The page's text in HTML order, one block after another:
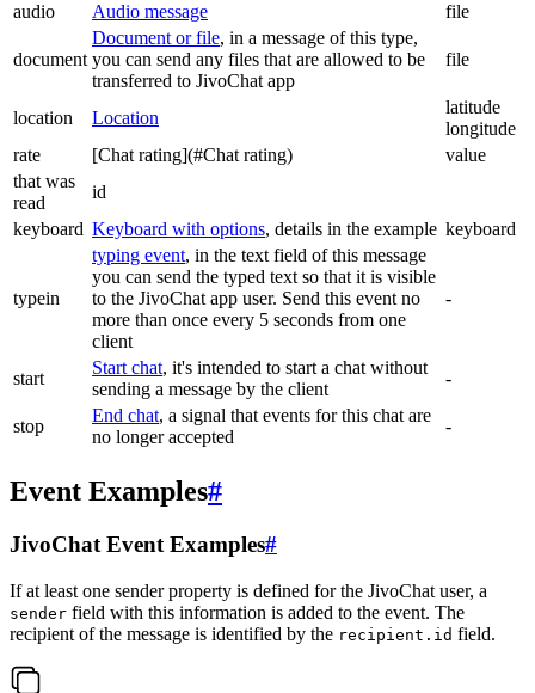
audio
Audio message file
document
Document or file, in a message of this type,
you can send any files that are allowed to be
transferred to JivoChat app
file
location Location
latitude
longitude
rate
[Chat rating](#Chat rating)
value
that was
read
id
keyboard Keyboard with options, details in the example keyboard
typein
typing event, in the text field of this message
you can send the typed text so that it is visible
to the JivoChat app user. Send this event no
more than once every 5 seconds from one
client
-
start
Start chat, it's intended to start a chat without
sending a message by the client
-
stop
End chat, a signal that events for this chat are
no longer accepted
-
Event Examples#
JivoChat Event Examples#
If at least one sender property is defined for the JivoChat user, a
sender field with this information is added to the event. The
recipient of the message is identified by the recipient.id field.